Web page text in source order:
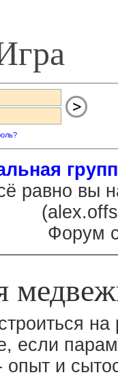
равно вы
(al ex.of
Форум
на
если
опыт и